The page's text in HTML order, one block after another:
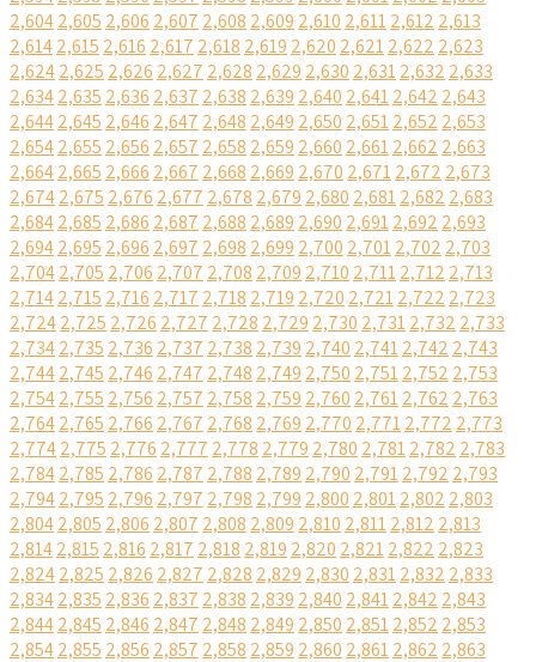
2,6042,605 2,606 2,607 2,608 2,609 2,610 2,6112,612 2,613
2,6142,615 2,616 2,617 2,618 2,619 2,620 2,6212,622 2,623
2,6242,625 2,626 2,627 2,628 2,629 2,630 2,6312,632 2,633
2,6342,635 2,636 2,637 2,638 2,639 2,640 2,6412,642 2,643
2,6442,645 2,646 2,647 2,648 2,649 2,650 2,6512,652 2,653
2,6542,655 2,656 2,657 2,658 2,659 2,660 2,6612,662 2,663
2,6642,665 2,666 2,667 2,668 2,669 2,670 2,6712,672 2,673
2,6742,675 2,676 2,677 2,678 2,679 2,680 2,6812,682 2,683
2,6842,685 2,686 2,687 2,688 2,689 2,690 2,6912,692 2,693
2,6942,695 2,696 2,697 2,698 2,699 2,700 2,7012,702 2,703
2,7042,705 2,706 2,707 2,708 2,709 2,710 2,7112,712 2,713
2,7142,715 2,716 2,717 2,718 2,719 2,720 2,7212,722 2,723
2,7242,725 2,726 2,727 2,728 2,729 2,730 2,7312,732 2,733
2,7342,735 2,736 2,737 2,738 2,739 2,740 2,7412,742 2,743
2,7442,745 2,746 2,747 2,748 2,749 2,750 2,7512,752 2,753
2,7542,755 2,756 2,757 2,758 2,759 2,760 2,7612,762 2,763
2,7642,765 2,766 2,767 2,768 2,769 2,770 2,7712,772 2,773
2,7742,775 2,776 2,777 2,778 2,779 2,780 2,7812,782 2,783
2,7842,785 2,786 2,787 2,788 2,789 2,790 2,7912,792 2,793
2,7942,795 2,796 2,797 2,798 2,799 2,800 2,8012,802 2,803
2,8042,805 2,806 2,807 2,808 2,809 2,810 2,8112,812 2,813
2,8142,815 2,816 2,817 2,818 2,819 2,820 2,8212,822 2,823
2,8242,825 2,826 2,827 2,828 2,829 2,830 2,8312,832 2,833
2,8342,835 2,836 2,837 2,838 2,839 2,840 2,8412,842 2,843
2,8442,845 2,846 2,847 2,848 2,849 2,850 2,8512,852 2,853
2,8542,855 2,856 2,857 2,858 2,859 2,860 2,8612,862 2,863